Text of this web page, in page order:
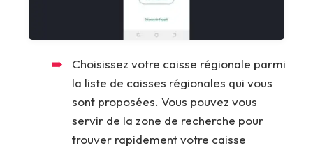
Choisissez votre caisse régionale parmi
la liste de caisses régionales qui vous
sont proposées. Vous pouvez vous
servir de la zone de recherche pour
trouver rapidement votre caisse